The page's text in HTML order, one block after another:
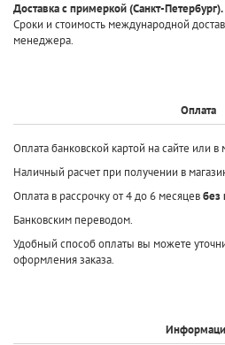
Доставка с примеркой(Санкт-Петербург).
Сроки и стоимость международной
менеджера.
Оплата
Оплата банковской картой на сайте или в
Наличный расчет при получении в
Оплата в рассрочку от 4 до 6 месяцевбез
Банковским переводом.
Удобный способ оплаты вы можете
оформления заказа.